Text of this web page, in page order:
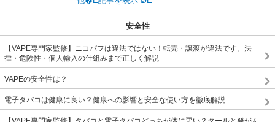
安全性
【VAPE専門家監修】ニコパフは違法ではない！転売・譲渡が違法です。法
律・危険性・個人輸入の仕組みまで正しく解説
VAPEの安全性は？
電子タバコは健康に良い？健康への影響と安全な使い方を徹底解説